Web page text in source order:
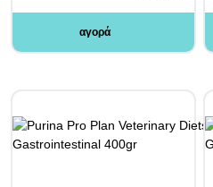
αγορά